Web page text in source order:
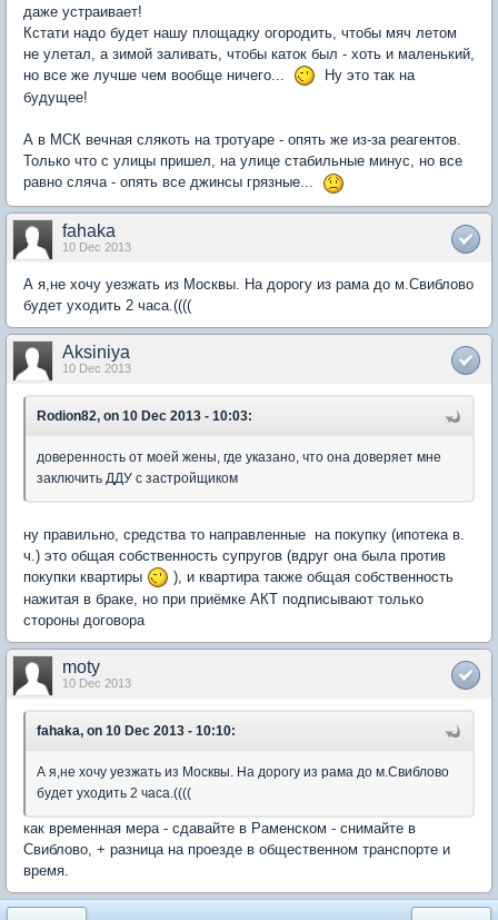
даже устраивает!
Кстати надо будет нашу площадку огородить, чтобы мяч летом
не улетал, а зимой заливать, чтобы каток был - хоть и маленький,
но все же лучше чем вообще ничего...
Ну это так на
будущее!
А в МСК вечная слякоть на тротуаре - опять же из-за реагентов.
Только что с улицы пришел, на улице стабильные минус, но все
равно сляча - опять все джинсы грязные...
fahaka
10 Dec 2013
А я,не хочу уезжать из Москвы. На дорогу из рама до м.Свиблово
будет уходить 2 часа.((((
Aksiniya
10 Dec 2013
Rodion82, on 10 Dec 2013 - 10:03:
доверенность от моей жены, где указано, что она доверяет мне
заключить ДДУ с застройщиком
ну правильно, средства то направленные на покупку (ипотека в.
ч.) это общая собственность супругов (вдруг она была против
покупки квартиры
), и квартира также общая собственность
нажитая в браке, но при приёмке АКТ подписывают только
стороны договора
moty
10 Dec 2013
fahaka, on 10 Dec 2013 - 10:10:
А я,не хочу уезжать из Москвы. На дорогу из рама до м.Свиблово
будет уходить 2 часа.((((
как временная мера - сдавайте в Раменском - снимайте в
Свиблово, + разница на проезде в общественном транспорте и
время.